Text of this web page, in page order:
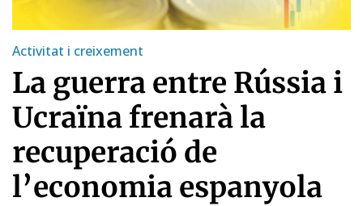
Activitat i creixement
La guerra entre Rússia i
Ucraïna frenarà la
recuperació de
l’economia espanyola